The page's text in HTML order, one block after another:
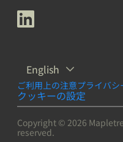
English
ご利用上の注意プライバ
クッキーの設定
Copyright © 2026
reserved.